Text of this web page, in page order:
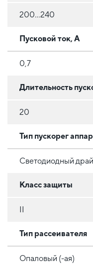
200...240
Пусковой ток, А
0,7
Длительность
20
Тип пускорег
Светодиодный
Класс защиты
II
Тип рассеивателя
Опаловый (-ая)